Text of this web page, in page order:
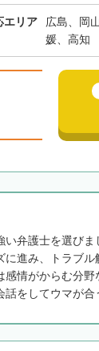
エリア
広島、岡
媛、高知
弁護士を選び
進み、トラブ
情がからむ分
をしてウマが合